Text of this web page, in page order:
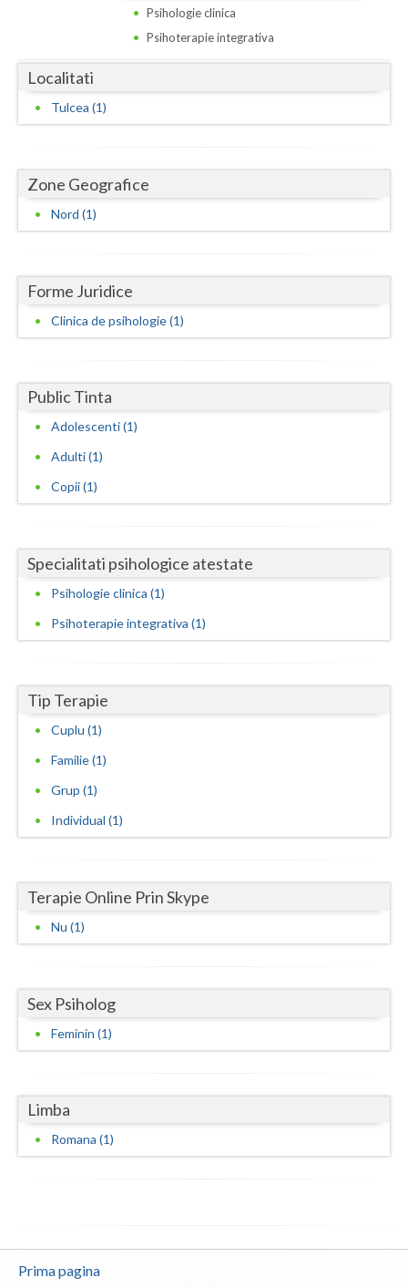
Covasna
Dambovita
Galati
Giurgiu
Harghita
Iasi
Maramures
Mures
Neamt
Olt
Salaj
Satu-Mare
Teleorman
Timis
Tulcea
Vaslui
Psihologie clinica
Psihoterapie integrativa
Localitati
Tulcea (1)
Zone Geografice
Nord (1)
Forme Juridice
Clinica de psihologie (1)
Public Tinta
Adolescenti (1)
Adulti (1)
Copii (1)
Specialitati psihologice atestate
Psihologie clinica (1)
Psihoterapie integrativa (1)
Tip Terapie
Cuplu (1)
Familie (1)
Grup (1)
Individual (1)
Terapie Online Prin Skype
Nu (1)
Sex Psiholog
Feminin (1)
Limba
Romana (1)
Prima pagina